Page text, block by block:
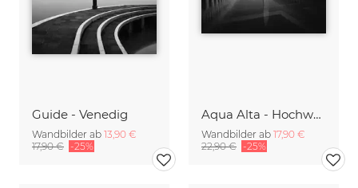
Guide - Venedig
Wandbilder ab 13,90 €
17,90 € -25%
Aqua Alta - Hochwasser auf der Piazza San Marco
Wandbilder ab 17,90 €
22,90 € -25%